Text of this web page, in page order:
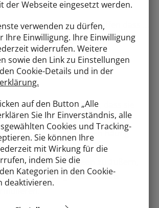
wir es vermeiden/schaffen dass …
es schon eine Idee für …“
dass … „
zu geben ermöglicht es, dass sie
zu Ende denken und ausbreiten
Dinge fallen ihnen häufig
auf. Die alternativen
dienen dazu ihre Ideen zu äußern,
und nicht als
der Webseite eingesetzt werden.
verwenden zu dürfen,
Ihre Einwilligung. Ihre Einwilligung
widerrufen. Weitere
sowie den Link zu Einstellungen
Cookie-Details und in der
auf den Button „Alle
Sie Ihr Einverständnis, alle
Cookies und Tracking-
Sie können Ihre
mit Wirkung für die
indem Sie die
Kategorien in den Cookie-
deaktivieren.